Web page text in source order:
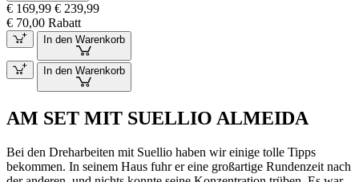
€ 169,99 € 239,99
€ 70,00 Rabatt
In den Warenkorb
In den Warenkorb
AM SET MIT SUELLIO ALMEIDA
Bei den Dreharbeiten mit Suellio haben wir einige tolle Tipps
bekommen. In seinem Haus fuhr er eine großartige Rundenzeit nach